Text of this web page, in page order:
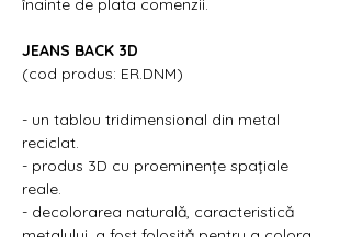
JEANS BACK 3D
(cod produs: ER.DNM)
- un tablou tridimensional din metal
reciclat.
- produs 3D cu proeminențe spațiale
reale.
- decolorarea naturală, caracteristică